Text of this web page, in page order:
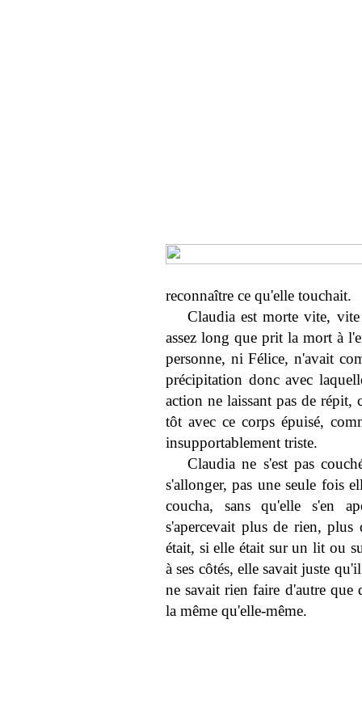
reconnaître ce qu'elle touchait.
Claudia est morte vite,
assez long que prit la mort à
personne, ni Félice, n'avait
précipitation donc avec
action ne laissant pas de
tôt avec ce corps épuisé,
insupportablement triste.
Claudia ne s'est pas
s'allonger, pas une seule fois
coucha, sans qu'elle s'en
s'apercevait plus de rien,
était, si elle était sur un lit ou
à ses côtés, elle savait juste
ne savait rien faire d'autre
la même qu'elle-même.